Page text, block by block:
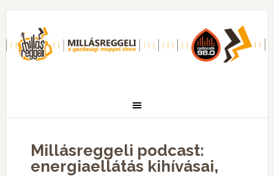
Millásreggeli podcast:
energiaellátás kihívásai,